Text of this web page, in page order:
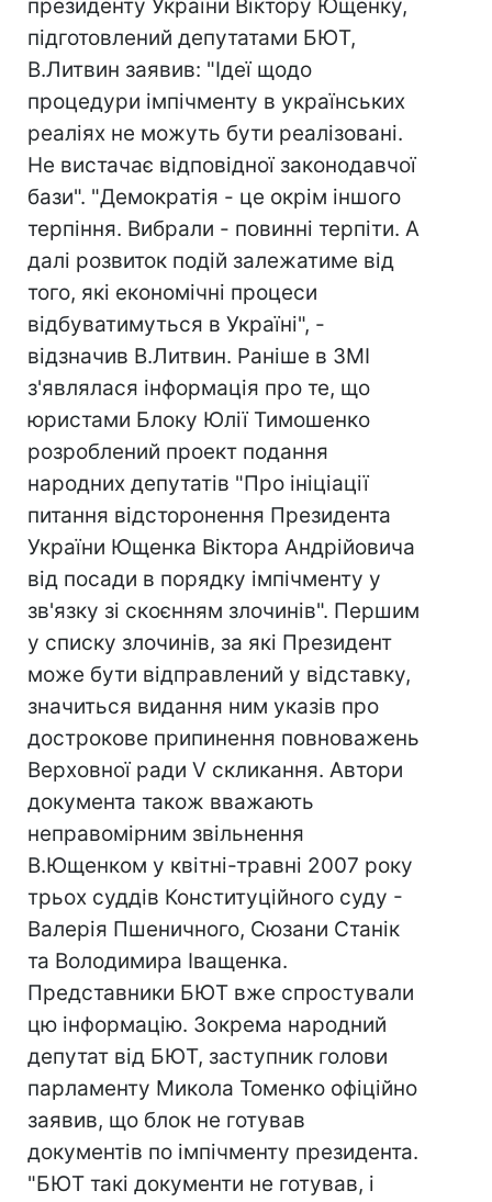
президенту України Віктору Ющенку,
підготовлений депутатами БЮТ,
В.Литвин заявив: "Ідеї щодо
процедури імпічменту в українських
реаліях не можуть бути реалізовані.
Не вистачає відповідної законодавчої
бази". "Демократія - це окрім іншого
терпіння. Вибрали - повинні терпіти. А
далі розвиток подій залежатиме від
того, які економічні процеси
відбуватимуться в Україні", -
відзначив В.Литвин. Раніше в ЗМІ
з'являлася інформація про те, що
юристами Блоку Юлії Тимошенко
розроблений проект подання
народних депутатів "Про ініціації
питання відсторонення Президента
України Ющенка Віктора Андрійовича
від посади в порядку імпічменту у
зв'язку зі скоєнням злочинів". Першим
у списку злочинів, за які Президент
може бути відправлений у відставку,
значиться видання ним указів про
дострокове припинення повноважень
Верховної ради V скликання. Автори
документа також вважають
неправомірним звільнення
В.Ющенком у квітні-травні 2007 року
трьох суддів Конституційного суду -
Валерія Пшеничного, Сюзани Станік
та Володимира Іващенка.
Представники БЮТ вже спростували
цю інформацію. Зокрема народний
депутат від БЮТ, заступник голови
парламенту Микола Томенко офіційно
заявив, що блок не готував
документів по імпічменту президента.
"БЮТ такі документи не готував, і